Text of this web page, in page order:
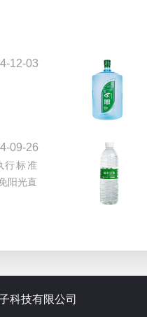
12-03
09-26
标准
阳光直
科技有限公司